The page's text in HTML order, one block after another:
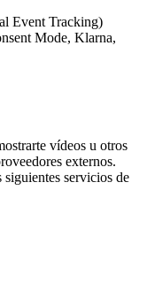
Event Tracking)
Mode, Klarna,
vídeos u otros
externos.
servicios de